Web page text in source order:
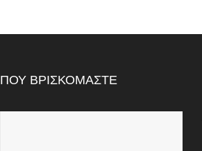
ΠΟΥ ΒΡΙΣΚΟΜΑΣΤΕ